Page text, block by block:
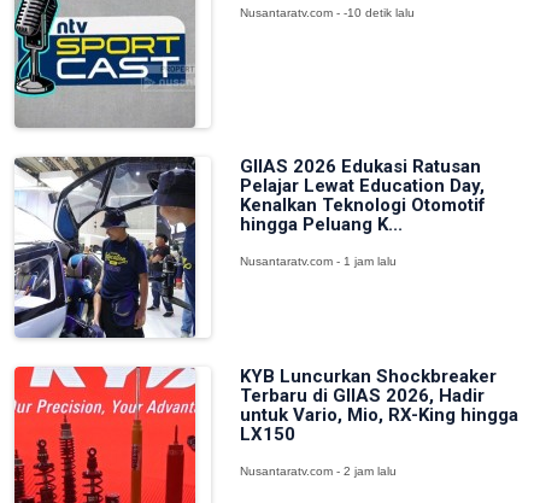
Nusantaratv.com - -10 detik lalu
GIIAS 2026 Edukasi Ratusan
Pelajar Lewat Education Day,
Kenalkan Teknologi Otomotif
hingga Peluang K...
Nusantaratv.com - 1 jam lalu
KYB Luncurkan Shockbreaker
Terbaru di GIIAS 2026, Hadir
untuk Vario, Mio, RX-King hingga
LX150
Nusantaratv.com - 2 jam lalu